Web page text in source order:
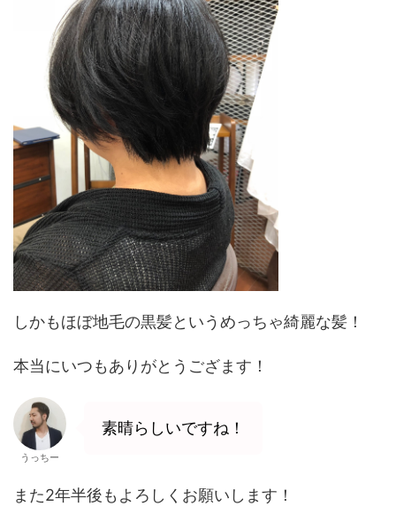
しかもほぼ地毛の黒髪というめっちゃ綺麗な髪！
本当にいつもありがとうござます！
うっちー
素晴らしいですね！
また2年半後もよろしくお願いします！